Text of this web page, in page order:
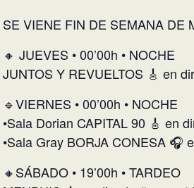
SE VIENE FIN DE SEMANA DE
🔸 JUEVES • 00’00h • NOCHE
JUNTOS Y REVUELTOS 🎸 en
🔹VIERNES • 00’00h • NOCHE
•Sala Dorian CAPITAL 90 🎸 en
•Sala Gray BORJA CONESA 🎧
🔸SÁBADO • 19’00h • TARDEO